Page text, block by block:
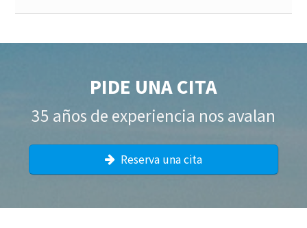
PIDE UNA CITA
35 años de experiencia nos avalan
Reserva una cita